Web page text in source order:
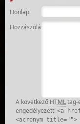
*
Honlap
Hozzászólás
A következő HTMLtag-
engedélyezett: <a
<acronym title="">